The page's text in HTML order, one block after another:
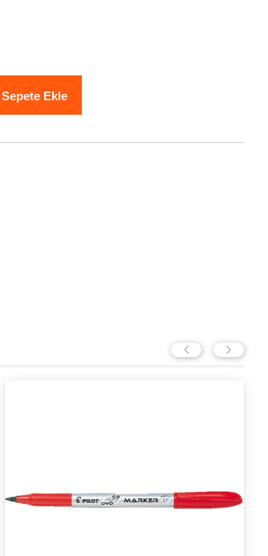
Sepete Ekle